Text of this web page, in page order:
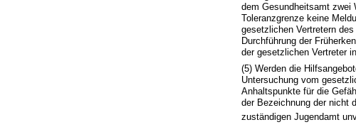
dem Gesundheitsamt zwei
Toleranzgrenze keine
gesetzlichen Vertretern
Durchführung der
der gesetzlichen Vertreter
(5) Werden die
Untersuchung vom
Anhaltspunkte für die
der Bezeichnung der nicht
zuständigen Jugendamt